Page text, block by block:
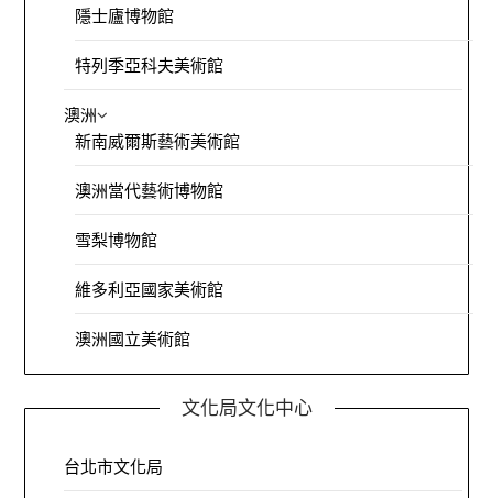
隱士廬博物館
特列季亞科夫美術館
澳洲
新南威爾斯藝術美術館
澳洲當代藝術博物館
雪梨博物館
維多利亞國家美術館
澳洲國立美術館
文化局文化中心
台北市文化局